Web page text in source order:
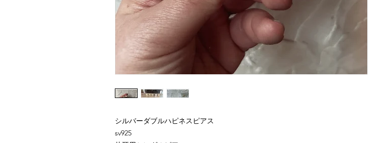
シルバーダブルハピネスピアス
sv925